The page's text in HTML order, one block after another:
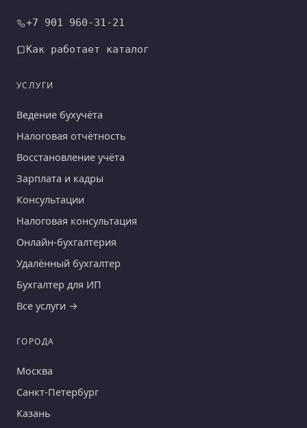
+7 901 960-31-21
Как работает каталог
УСЛУГИ
Ведение бухучёта
Налоговая отчётность
Восстановление учёта
Зарплата и кадры
Консультации
Налоговая консультация
Онлайн-бухгалтерия
Удалённый бухгалтер
Бухгалтер для ИП
Все услуги →
ГОРОДА
Москва
Санкт-Петербург
Казань